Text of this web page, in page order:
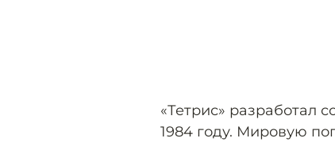
«Тетрис» разработал
1984 году. Мировую